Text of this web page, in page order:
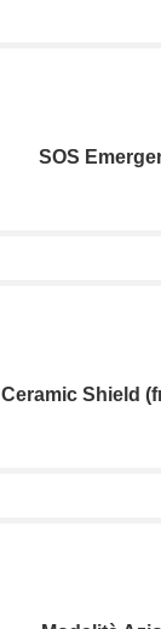
SOS
Ceramic Shield